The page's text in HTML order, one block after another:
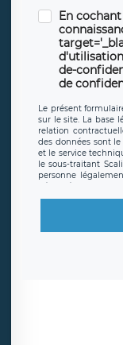
En
de-
de
Le présent
sur le site. La base
relation
des données sont
et le service
le sous-traitant
personne
offrant des
en sollicite la
demander la